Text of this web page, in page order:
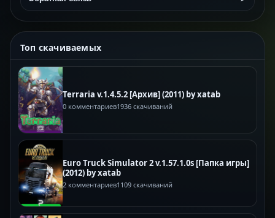
Топ скачиваемых
Terraria v.1.4.5.2 [Архив] (2011) by xatab
0 комментариев1936 скачиваний
Euro Truck Simulator 2 v.1.57.1.0s [Папка игры]
(2012) by xatab
2 комментариев1109 скачиваний